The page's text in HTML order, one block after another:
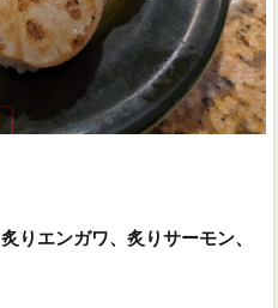
炙りエンガワ、炙りサーモン、